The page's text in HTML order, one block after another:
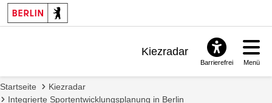
Kiezradar
Barrierefrei Menü
Startseite
Kiezradar
Integrierte Sportentwicklungsplanung in Berlin